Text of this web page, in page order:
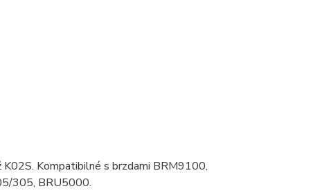
Kompatibilné s brzdami BRM9100,
305, BRU5000.